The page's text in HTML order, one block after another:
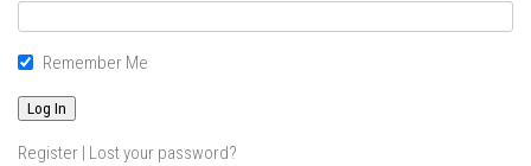
Remember Me
Register | Lost your password?